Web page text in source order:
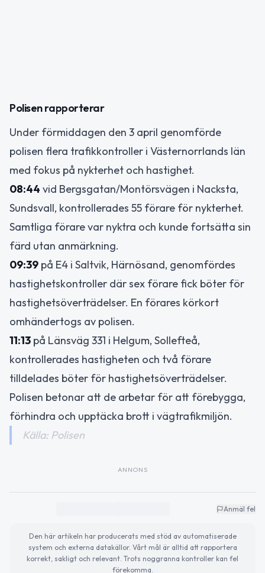
Polisen rapporterar
Under förmiddagen den 3 april genomförde
polisen flera trafikkontroller i Västernorrlands län
med fokus på nykterhet och hastighet.
08:44 vid Bergsgatan/Montörsvägen i Nacksta,
Sundsvall, kontrollerades 55 förare för nykterhet.
Samtliga förare var nyktra och kunde fortsätta sin
färd utan anmärkning.
09:39 på E4 i Saltvik, Härnösand, genomfördes
hastighetskontroller där sex förare fick böter för
hastighetsöverträdelser. En förares körkort
omhändertogs av polisen.
11:13 på Länsväg 331 i Helgum, Sollefteå,
kontrollerades hastigheten och två förare
tilldelades böter för hastighetsöverträdelser.
Polisen betonar att de arbetar för att förebygga,
förhindra och upptäcka brott i vägtrafikmiljön.
Källa: Polisen
ANNONS
Anmäl fel
Den här artikeln har producerats med stöd av automatiserade
system och externa datakällor. Vårt mål är alltid att rapportera
korrekt, sakligt och relevant. Trots noggranna kontroller kan fel
förekomma.